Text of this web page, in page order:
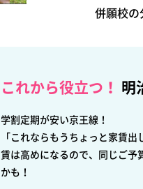
併願校の
これから役立つ！ 明
学割定期が安い京王線！
「これならもうちょっと家賃
賃は高めになるので、同じご予
かも！